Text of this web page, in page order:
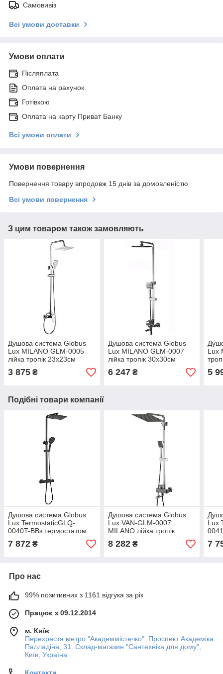
Самовивіз
Всі умови доставки
Умови оплати
Післяплата
Оплата на рахунок
Готівкою
Оплата на карту Приват Банку
Всі умови оплати
Умови повернення
Повернення товару впродовж 15 днів за домовленістю
Всі умови повернення
З цим товаром також замовляють
Душова система Globus
Lux MILANO GLM-0005
лійка тропік 23х23см
змішувач без виливу
латунь
3 875 ₴
Душова система Globus
Lux MILANO GLM-0007
лійка тропік 30х30см
змішувач з виливом
латунь
6 247₴
Lux
5
Подібні товари компанії
Душова система Globus
Lux TermostaticGLQ-
0040T-BBз термостатом
змішувач без виливу
7 872 ₴
Душова система Globus
Lux VAN-GLM-0007
MILANO лійка тропік
виливом латунь
8 282₴
Lux
7
Про нас
99% позитивних з 1161 відгука за рік
Працює з 09.12.2014
м. Київ
Перехрестя метро "Академмістечко". Проспект Академіка
Палладіна, 31. Склад-магазин "Сантехніка для дому",
Київ, Україна